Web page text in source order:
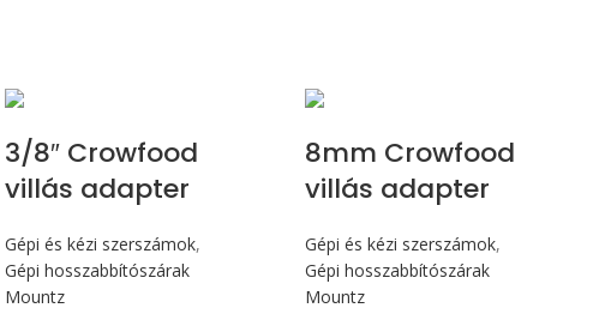
3/8″ Crowfood
villás adapter
Gépi és kézi szerszámok,
Gépi hosszabbítószárak
Mountz
8mm Crowfood
villás adapter
Gépi és kézi szerszámok,
Gépi hosszabbítószárak
Mountz